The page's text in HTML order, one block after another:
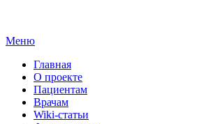
Меню
Главная
О проекте
Пациентам
Врачам
Wiki-статьи